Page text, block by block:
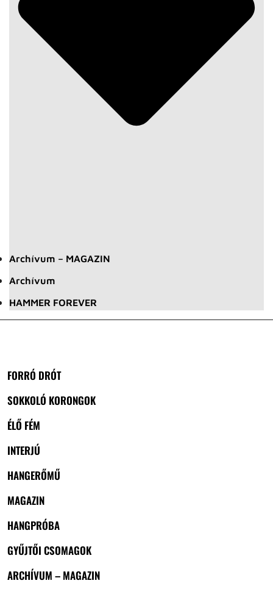
Archívum – MAGAZIN
Archívum
HAMMER FOREVER
FORRÓ DRÓT
SOKKOLÓ KORONGOK
ÉLŐ FÉM
INTERJÚ
HANGERŐMŰ
MAGAZIN
HANGPRÓBA
GYŰJTŐI CSOMAGOK
ARCHÍVUM – MAGAZIN